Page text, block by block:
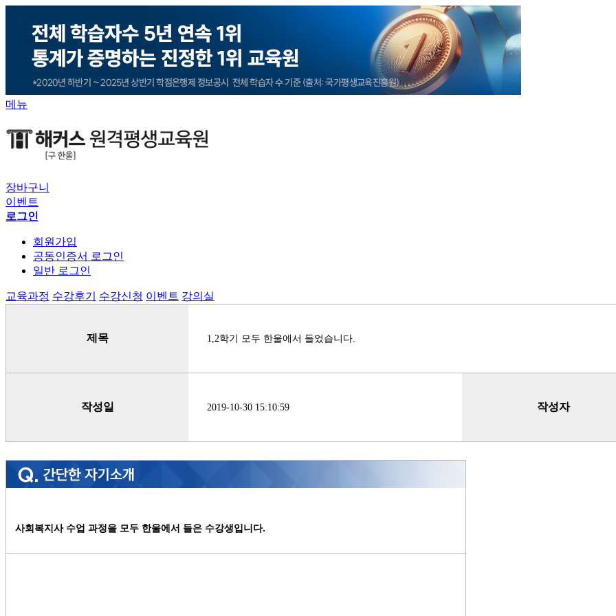
메뉴
장바구니
이벤트
로그인
회원가입
공동인증서 로그인
일반 로그인
교육과정 수강후기 수강신청 이벤트 강의실
제목 1,2학기 모두 한울에서 들었습니다.
작성일 2019-10-30 15:10:59 작성자
사회복지사 수업 과정을 모두 한울에서 들은 수강생입니다.